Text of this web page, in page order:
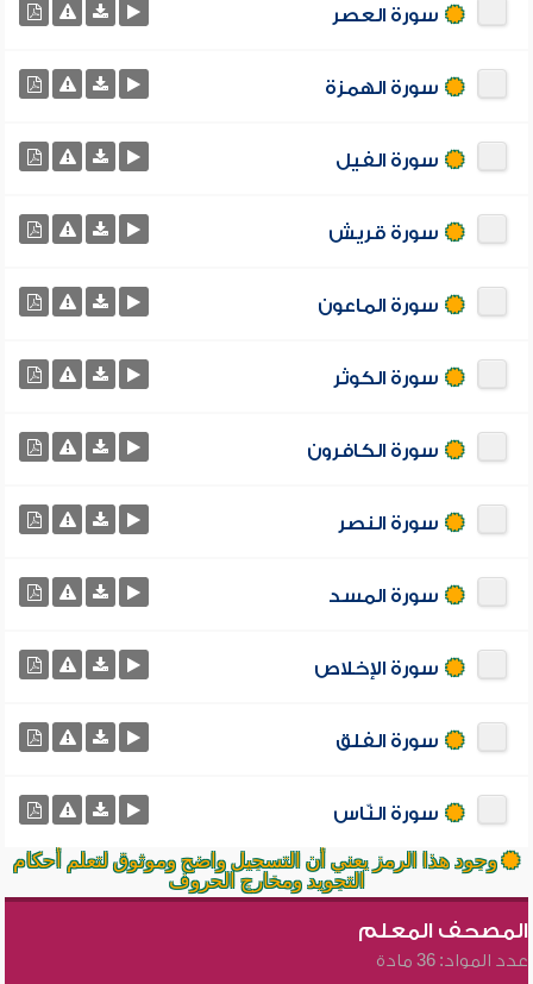
سورة العصر
سورة الهمزة
سورة الفيل
سورة قريش
سورة الماعون
سورة الكوثر
سورة الكافرون
سورة النصر
سورة المسد
سورة الإخلاص
سورة الفلق
سورة النّاس
وجود هذا الرمز يعني أن التسجيل واضح وموثوق لتعلم أحكام
التجويد ومخارج الحروف
المصحف المعلم
عدد المواد: 36 مادة